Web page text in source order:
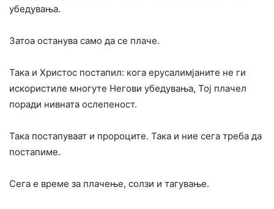
убедувања.
Затоа останува само да се плаче.
Така и Христос постапил: кога еруса­лимјаните не ги
искористиле многуте Негови убедувања, Тој плачел
поради нивната ослепеност.
Така постапуваат и пророците. Така и ние сега треба да
постапиме.
Сега е време за плачење, солзи и тагување.